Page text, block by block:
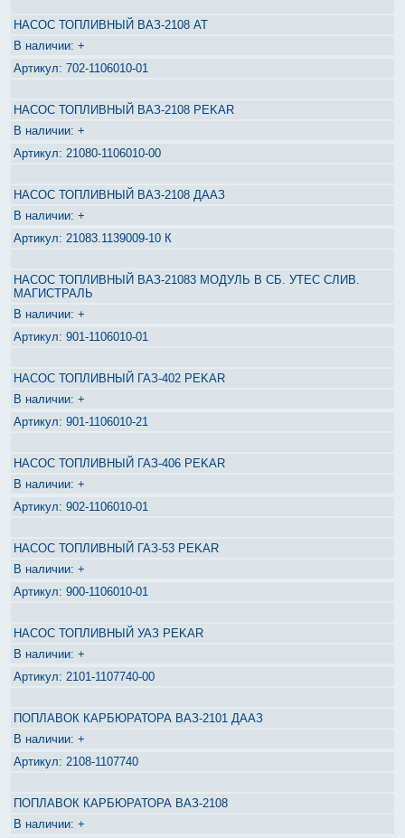
НАСОС ТОПЛИВНЫЙ ВАЗ-2108 AT
+
702-1106010-01
НАСОС ТОПЛИВНЫЙ ВАЗ-2108 PEKAR
+
21080-1106010-00
НАСОС ТОПЛИВНЫЙ ВАЗ-2108 ДААЗ
+
21083.1139009-10 К
НАСОС ТОПЛИВНЫЙ ВАЗ-21083 МОДУЛЬ В СБ. УТЕС СЛИВ.
МАГИСТРАЛЬ
+
901-1106010-01
НАСОС ТОПЛИВНЫЙ ГАЗ-402 PEKAR
+
901-1106010-21
НАСОС ТОПЛИВНЫЙ ГАЗ-406 PEKAR
+
902-1106010-01
НАСОС ТОПЛИВНЫЙ ГАЗ-53 PEKAR
+
900-1106010-01
НАСОС ТОПЛИВНЫЙ УАЗ PEKAR
+
2101-1107740-00
ПОПЛАВОК КАРБЮРАТОРА ВАЗ-2101 ДААЗ
+
2108-1107740
ПОПЛАВОК КАРБЮРАТОРА ВАЗ-2108
+